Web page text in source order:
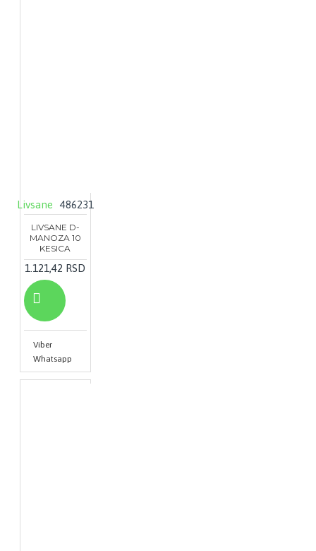
Livsane 486231
LIVSANE D-
MANOZA 10
KESICA
1.121,42 RSD
Viber
Whatsapp